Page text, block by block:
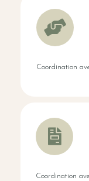
Coordination
Coordination